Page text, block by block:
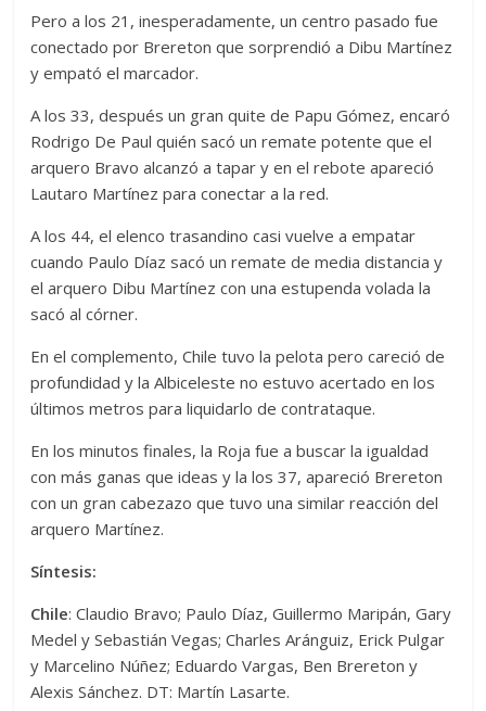
Pero a los 21, inesperadamente, un centro pasado fue
conectado por Brereton que sorprendió a Dibu Martínez
y empató el marcador.
A los 33, después un gran quite de Papu Gómez, encaró
Rodrigo De Paul quién sacó un remate potente que el
arquero Bravo alcanzó a tapar y en el rebote apareció
Lautaro Martínez para conectar a la red.
A los 44, el elenco trasandino casi vuelve a empatar
cuando Paulo Díaz sacó un remate de media distancia y
el arquero Dibu Martínez con una estupenda volada la
sacó al córner.
En el complemento, Chile tuvo la pelota pero careció de
profundidad y la Albiceleste no estuvo acertado en los
últimos metros para liquidarlo de contrataque.
En los minutos finales, la Roja fue a buscar la igualdad
con más ganas que ideas y la los 37, apareció Brereton
con un gran cabezazo que tuvo una similar reacción del
arquero Martínez.
Síntesis:
Chile: Claudio Bravo; Paulo Díaz, Guillermo Maripán, Gary
Medel y Sebastián Vegas; Charles Aránguiz, Erick Pulgar
y Marcelino Núñez; Eduardo Vargas, Ben Brereton y
Alexis Sánchez. DT: Martín Lasarte.